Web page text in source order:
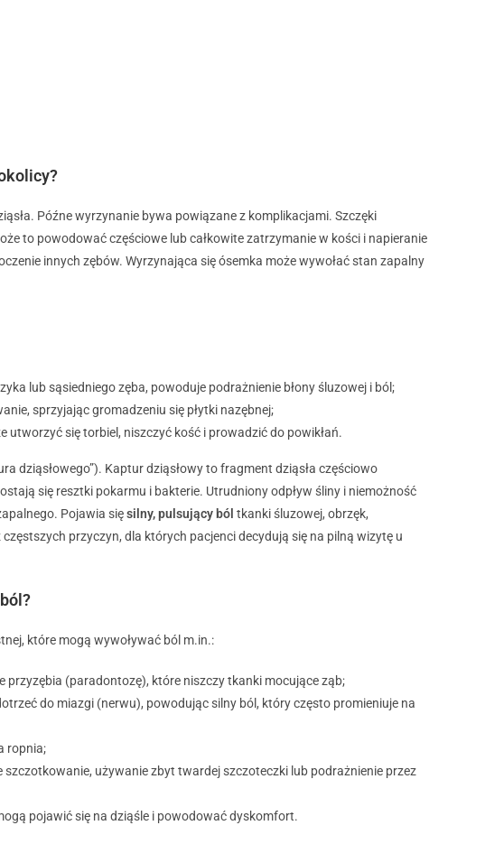
Późne wyrzynanie bywa powiązane z komplikacjami. Szczęki
to powodować częściowe lub całkowite zatrzymanie w kości i napieranie
innych zębów. Wyrzynająca się ósemka może wywołać stan zapalny
lub sąsiedniego zęba, powoduje podrażnienie błony śluzowej i ból;
sprzyjając gromadzeniu się płytki nazębnej;
się torbiel, niszczyć kość i prowadzić do powikłań.
dziąsłowego”). Kaptur dziąsłowy to fragment dziąsła częściowo
się resztki pokarmu i bakterie. Utrudniony odpływ śliny i niemożność
Pojawia sięsilny, pulsujący ból tkanki śluzowej, obrzęk,
przyczyn, dla których pacjenci decydują się na pilną wizytę u
które mogą wywoływać ból m.in.:
przyzębia (paradontozę), które niszczy tkanki mocujące ząb;
do miazgi (nerwu), powodując silny ból, który często promieniuje na
ropnia;
używanie zbyt twardej szczoteczki lub podrażnienie przez
pojawić się na dziąśle i powodować dyskomfort.